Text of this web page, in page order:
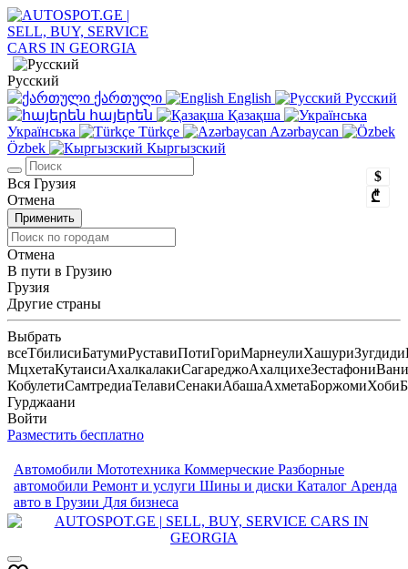
Русский
ქართული
English
Русский
հայերեն
Қазақша
Українська
Türkçe
Azərbaycan
Özbek
Кыргызский
$
₾
Вся Грузия
Отмена
Применить
Отмена
В пути в Грузию
Грузия
Другие страны
Выбрать
всеТбилисиБатумиРуставиПотиГориМарнеулиХашуриЗугдиди
МцхетаКутаисиАхалкалакиСагареджоАхалцихеЗестафониВани
КобулетиСамтредиаТелавиСенакиАбашаАхметаБоржомиХоби
Гурджаани
Войти
Разместить бесплатно
Автомобили Мототехника Коммерческие Разборные
автомобили Ремонт и услуги Шины и диски Каталог Аренда
авто в Грузии Для бизнеса